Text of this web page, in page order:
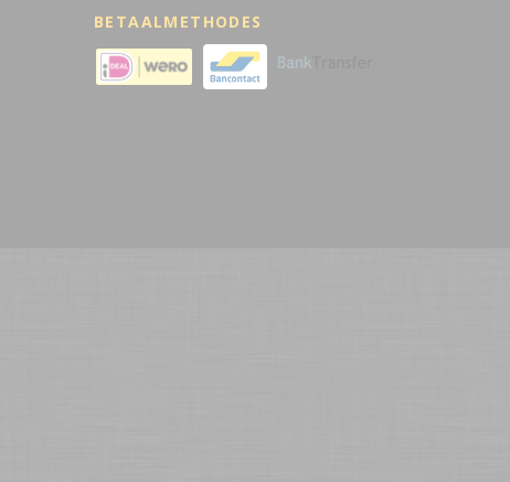
BETAALMETHODES